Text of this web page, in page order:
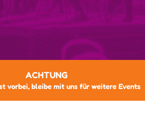
ACHTUNG
vorbei, bleibe mit uns für weitere Events